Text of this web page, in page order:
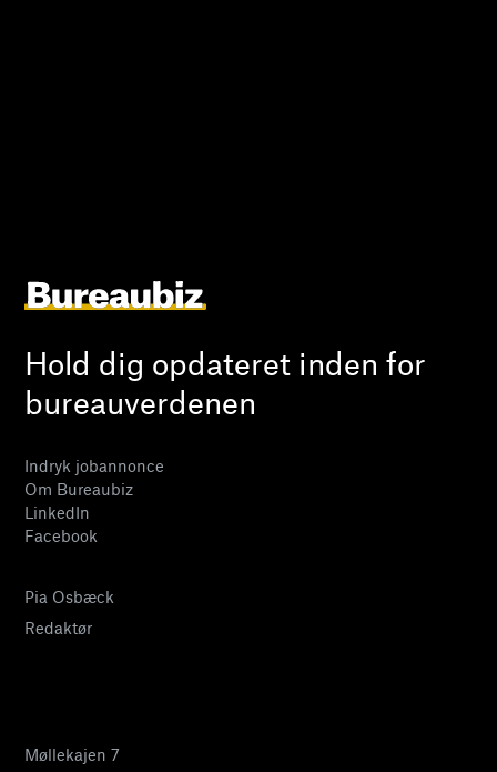
Hold dig opdateret inden for
bureauverdenen
Indryk jobannonce
Om Bureaubiz
LinkedIn
Facebook
Pia Osbæck
Redaktør
Møllekajen 7